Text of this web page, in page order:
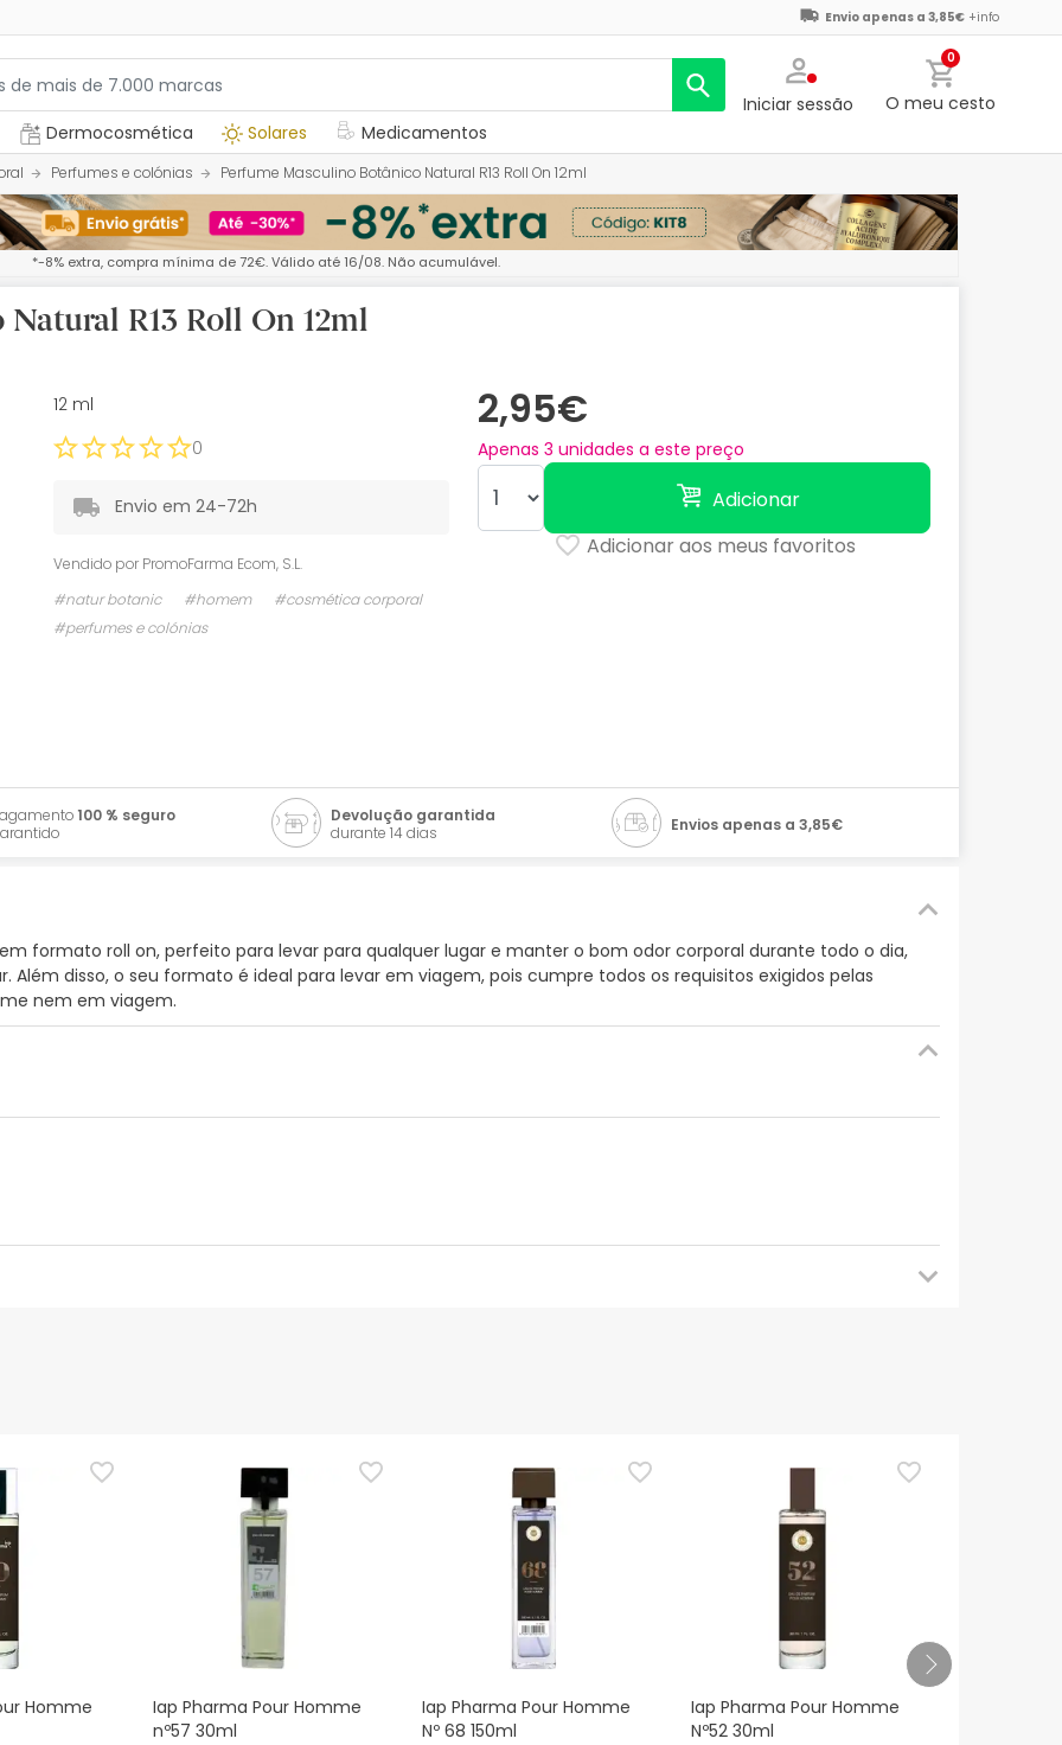
Envio apenas a 3,85€ +info
Iniciar sessão
0
O meu cesto
Dermocosmética Solares Medicamentos
Perfumes e colónias Perfume Masculino Botânico Natural R13 Roll On 12ml
*-8% extra, compra mínima de 72€. Válido até 16/08. Não acumulável.
R13 Roll On 12ml
2,95€
Apenas 3 unidades a este preço
Adicionar
Adicionar aos meus favoritos
12 ml
0
Envio em 24-72h
Vendido por PromoFarma Ecom, S.L.
#natur botanic
#homem
#cosmética corporal
#perfumes e colónias
100 % seguro
Devolução garantida
durante 14 dias
Envios apenas a 3,85€
formato roll on, perfeito para levar para qualquer lugar e manter o bom odor corporal durante todo o dia,
disso, o seu formato é ideal para levar em viagem, pois cumpre todos os requisitos exigidos pelas
nem em viagem.
para este produto, mas estamos a trabalhar nisso. Recomendamos que voltes mais tarde para veres as
disso, se desejares, também podes devolver o produto seguindo os
nossos termos e condições
Homme
Iap Pharma Pour Homme
nº57 30ml
Iap Pharma Pour Homme
Nº 68 150ml
Iap Pharma Pour Homme
Nº52 30ml